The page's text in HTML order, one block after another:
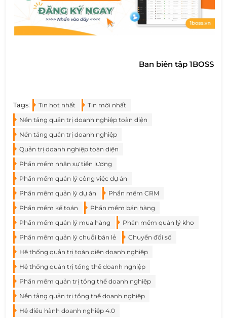
Ban biên tập 1BOSS
Tags: Tin hot nhất
Tin mới nhất
Nền tảng quản trị doanh nghiệp toàn diện
Nền tảng quản trị doanh nghiệp
Quản trị doanh nghiệp toàn diện
Phần mềm nhân sự tiền lương
Phần mềm quản lý công việc dự án
Phần mềm quản lý dự án
Phần mềm CRM
Phần mềm kế toán
Phần mềm bán hàng
Phần mềm quản lý mua hàng
Phần mềm quản lý kho
Phần mềm quản lý chuỗi bán lẻ
Chuyển đổi số
Hệ thống quản trị toàn diện doanh nghiệp
Hệ thống quản trị tổng thể doanh nghiệp
Phần mềm quản trị tổng thể doanh nghiệp
Nền tảng quản trị tổng thể doanh nghiệp
Hệ điều hành doanh nghiệp 4.0